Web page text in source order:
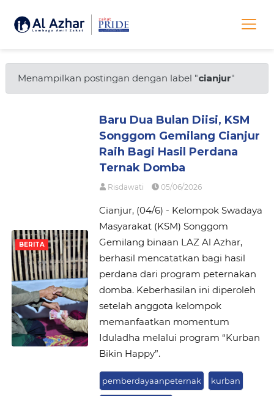
Menampilkan postingan dengan label "cianjur"
BERITA
Baru Dua Bulan Diisi, KSM
Songgom Gemilang Cianjur
Raih Bagi Hasil Perdana
Ternak Domba
Risdawati 05/06/2026
Cianjur, (04/6) - Kelompok Swadaya
Masyarakat (KSM) Songgom
Gemilang binaan LAZ Al Azhar,
berhasil mencatatkan bagi hasil
perdana dari program peternakan
domba. Keberhasilan ini diperoleh
setelah anggota kelompok
memanfaatkan momentum
Iduladha melalui program “Kurban
Bikin Happy”.
pemberdayaanpeternak kurban